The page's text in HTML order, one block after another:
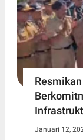
Januari 12,